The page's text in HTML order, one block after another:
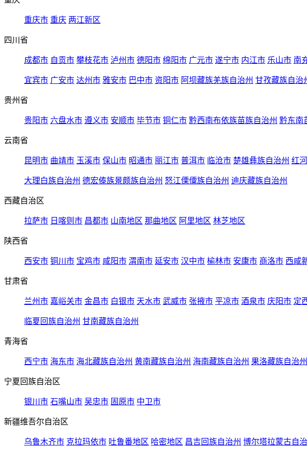
重庆市 重庆 两江新区
四川省
成都市 自贡市 攀枝花市 泸州市 德阳市 绵阳市 广元市 遂宁市 内江市 乐山市 南
宜宾市 广安市 达州市 雅安市 巴中市 资阳市 阿坝藏族羌族自治州 甘孜藏族自治
贵州省
贵阳市 六盘水市 遵义市 安顺市 毕节市 铜仁市 黔西南布依族苗族自治州 黔东南
云南省
昆明市 曲靖市 玉溪市 保山市 昭通市 丽江市 普洱市 临沧市 楚雄彝族自治州 红
大理白族自治州 德宏傣族景颇族自治州 怒江傈僳族自治州 迪庆藏族自治州
西藏自治区
拉萨市 日喀则市 昌都市 山南地区 那曲地区 阿里地区 林芝地区
陕西省
西安市 铜川市 宝鸡市 咸阳市 渭南市 延安市 汉中市 榆林市 安康市 商洛市 西咸
甘肃省
兰州市 嘉峪关市 金昌市 白银市 天水市 武威市 张掖市 平凉市 酒泉市 庆阳市 定
临夏回族自治州 甘南藏族自治州
青海省
西宁市 海东市 海北藏族自治州 黄南藏族自治州 海南藏族自治州 果洛藏族自治州
宁夏回族自治区
银川市 石嘴山市 吴忠市 固原市 中卫市
新疆维吾尔自治区
乌鲁木齐市 克拉玛依市 吐鲁番地区 哈密地区 昌吉回族自治州 博尔塔拉蒙古自